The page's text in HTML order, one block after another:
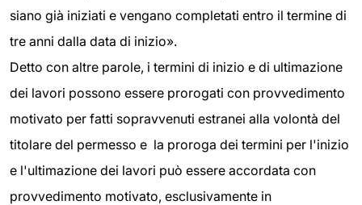
siano già iniziati e vengano completati entro il termine di
tre anni dalla data di inizio».
Detto con altre parole, i termini di inizio e di ultimazione
dei lavori possono essere prorogati con provvedimento
motivato per fatti sopravvenuti estranei alla volontà del
titolare del permesso e la proroga dei termini per l'inizio
e l'ultimazione dei lavori può essere accordata con
provvedimento motivato, esclusivamente in